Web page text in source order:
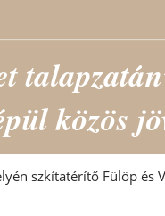
közös
szkítatérítő Fülöp és